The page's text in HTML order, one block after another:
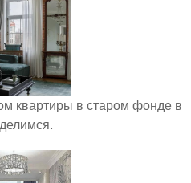
квартиры в старом фонде в